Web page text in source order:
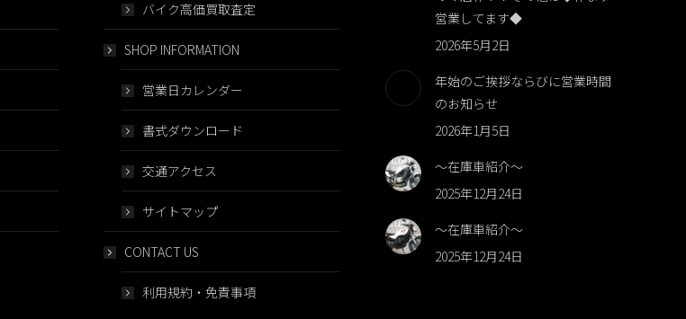
バイク高価買取査定
SHOP INFORMATION
営業日カレンダー
書式ダウンロード
交通アクセス
サイトマップ
CONTACT US
利用規約・免責事項
営業してます◆
2026年5月2日
年始のご挨拶ならびに営業時間
のお知らせ
2026年1月5日
～在庫車紹介～
2025年12月24日
～在庫車紹介～
2025年12月24日